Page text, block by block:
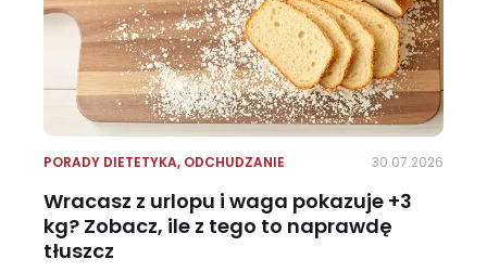
PORADY DIETETYKA, ODCHUDZANIE 30.07.2026
Wracasz z urlopu i waga pokazuje +3
kg? Zobacz, ile z tego to naprawdę
tłuszcz